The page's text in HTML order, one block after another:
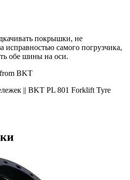
покрышки, не
исправностью самого погрузчика,
обе шины на оси.
BKT
|| BKT PL 801 Forklift Tyre